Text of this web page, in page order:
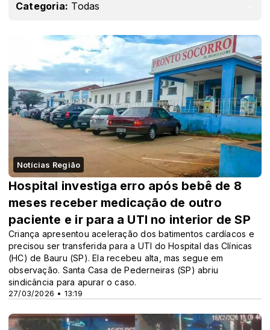
Categoria: Todas
Notícias Região
27/03/2026 • 13:19
Hospital investiga erro após bebê de 8
meses receber medicação de outro
paciente e ir para a UTI no interior de SP
Criança apresentou aceleração dos batimentos cardíacos e
precisou ser transferida para a UTI do Hospital das Clínicas
(HC) de Bauru (SP). Ela recebeu alta, mas segue em
observação. Santa Casa de Pederneiras (SP) abriu
sindicância para apurar o caso.